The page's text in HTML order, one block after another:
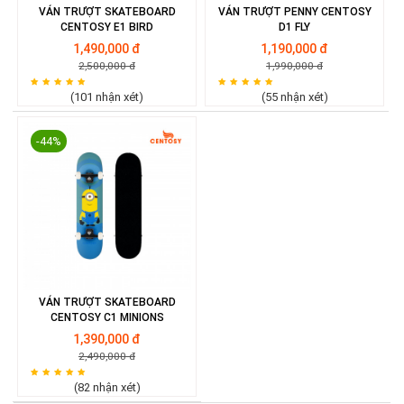
này.
Trả lời Thích
ngoquan112★★★★★
★★★★★
Mua cho ba mình xài được hơn 1 tháng rồi , giá cả hợp lý ,
vừa túi tiền , máy gọn nhẹ , ba mình rất vừa ý .
Trả lời Thích
VÁN TRƯỢT SKATEBOARD
CENTOSY E1 BIRD
1,490,000 đ
2,500,000 đ
(101 nhận xét)
VÁN TRƯỢT PENNY CENTOSY
D1 FLY
1,190,000 đ
1,990,000 đ
(55 nhận xét)
-44%
VÁN TRƯỢT SKATEBOARD
CENTOSY C1 MINIONS
1,390,000 đ
2,490,000 đ
(82 nhận xét)